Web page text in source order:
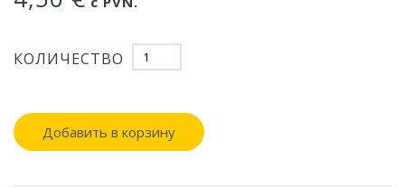
КОЛИЧЕСТВО
Добавить в корзину